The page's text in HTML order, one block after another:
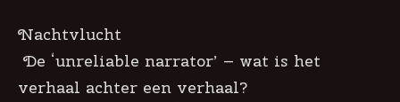
Nachtvlucht
De ‘unreliable narrator’ – wat is het
verhaal achter een verhaal?